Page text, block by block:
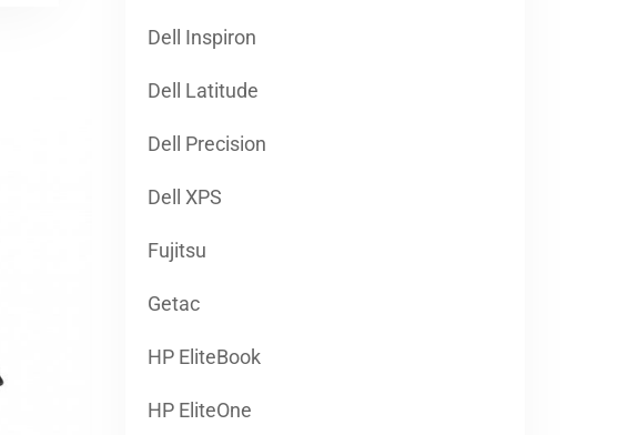
Dell Inspiron
Dell Latitude
Dell Precision
Dell XPS
Fujitsu
Getac
HP EliteBook
HP EliteOne